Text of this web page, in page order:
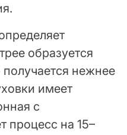
образуется
нежнее
имеет
с
процесс на 15–